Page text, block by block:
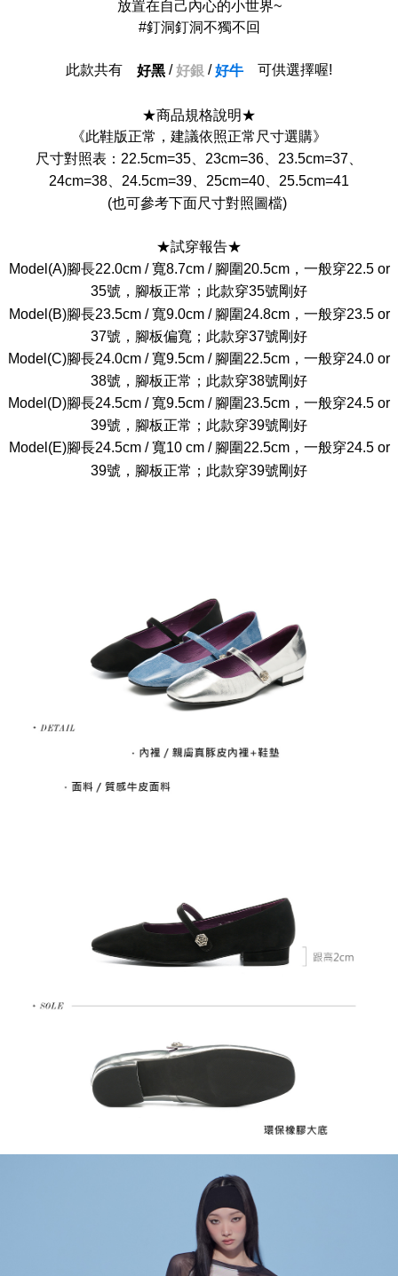
放置在自己內心的小世界~
#釘洞釘洞不獨不回
此款共有 好黑 /好銀 /好牛 可供選擇喔!
★商品規格說明★
《此鞋版正常，建議依照正常尺寸選購》
尺寸對照表：22.5cm=35、23cm=36、23.5cm=37、
24cm=38、24.5cm=39、25cm=40、25.5cm=41
(也可參考下面尺寸對照圖檔)
★試穿報告★
Model(A)腳長22.0cm / 寬8.7cm / 腳圍20.5cm，一般穿22.5 or
35號，腳板正常；此款穿35號剛好
Model(B)腳長23.5cm / 寬9.0cm / 腳圍24.8cm，一般穿23.5 or
37號，腳板偏寬；此款穿37號剛好
Model(C)腳長24.0cm / 寬9.5cm / 腳圍22.5cm，一般穿24.0 or
38號，腳板正常；此款穿38號剛好
Model(D)腳長24.5cm / 寬9.5cm / 腳圍23.5cm，一般穿24.5 or
39號，腳板正常；此款穿39號剛好
Model(E)腳長24.5cm / 寬10 cm / 腳圍22.5cm，一般穿24.5 or
39號，腳板正常；此款穿39號剛好